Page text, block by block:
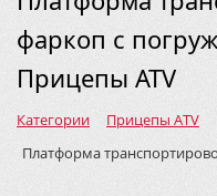
фаркоп с
Прицепы ATV
Категории
Прицепы ATV
Платформа